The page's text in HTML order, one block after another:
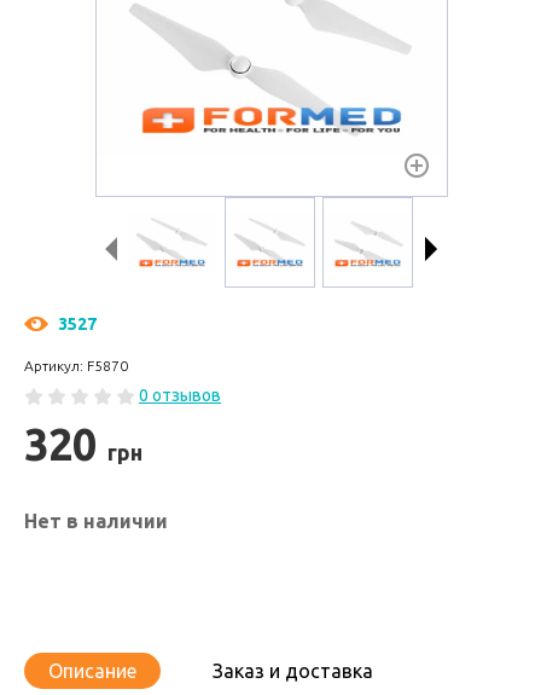
3527
Артикул: F5870
0 отзывов
320 грн
Нет в наличии
Описание
Заказ и доставка